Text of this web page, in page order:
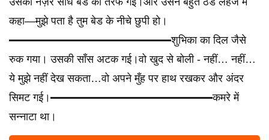
कहा—मुझे पता है तुम बेड के नीचे छुपी हो।
━━━━━━━━━━━━━━━शुभिका का दिल जैसे
रुक गया। उसकी साँस अटक गई।वो खुद से बोली - नहीं… नहीं…
ये मुझे नहीं देख सकता…वो अपने मुँह पर हाथ रखकर और अंदर
सिमट गई।━━━━━━━━━━━━━━━कमरे में
सन्नाटा था।